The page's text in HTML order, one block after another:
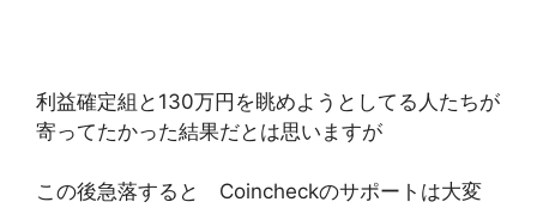
利益確定組と130万円を眺めようとしてる人たちが
寄ってたかった結果だとは思いますが
この後急落すると Coincheckのサポートは大変